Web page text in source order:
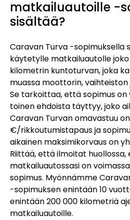
matkailuautoille -
sisältää?
Caravan Turva -sopimuksella
käytetylle matkailuautolle
kilometrin kuntoturvan, joka
muassa moottorin,
Se tarkoittaa, että sopimus on
toinen ehdoista täyttyy, joko
Caravan Turvan omavastuu
€/rikkoutumistapaus ja
aikainen maksimikorvaus on
Riittää, että ilmoitat huollossa,
matkailuautossasi on
sopimus. Myönnämme
-sopimuksen enintään 10
enintään 200 000 kilometriä
matkailuautoille.